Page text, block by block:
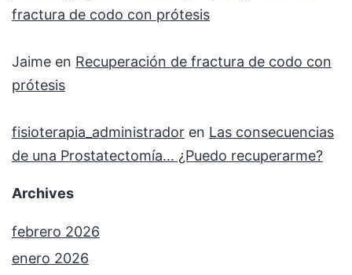
fractura de codo con prótesis
Jaime en Recuperación de fractura de codo con
prótesis
fisioterapia_administrador en Las consecuencias
de una Prostatectomía… ¿Puedo recuperarme?
Archives
febrero 2026
enero 2026